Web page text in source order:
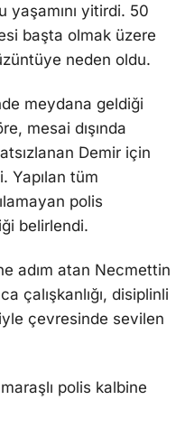
yitirdi. 50
başta olmak üzere
neden oldu.
meydana geldiği
mesai dışında
Demir için
Yapılan tüm
polis
belirlendi.
adım atan Necmettin
çalışkanlığı, disiplinli
çevresinde sevilen